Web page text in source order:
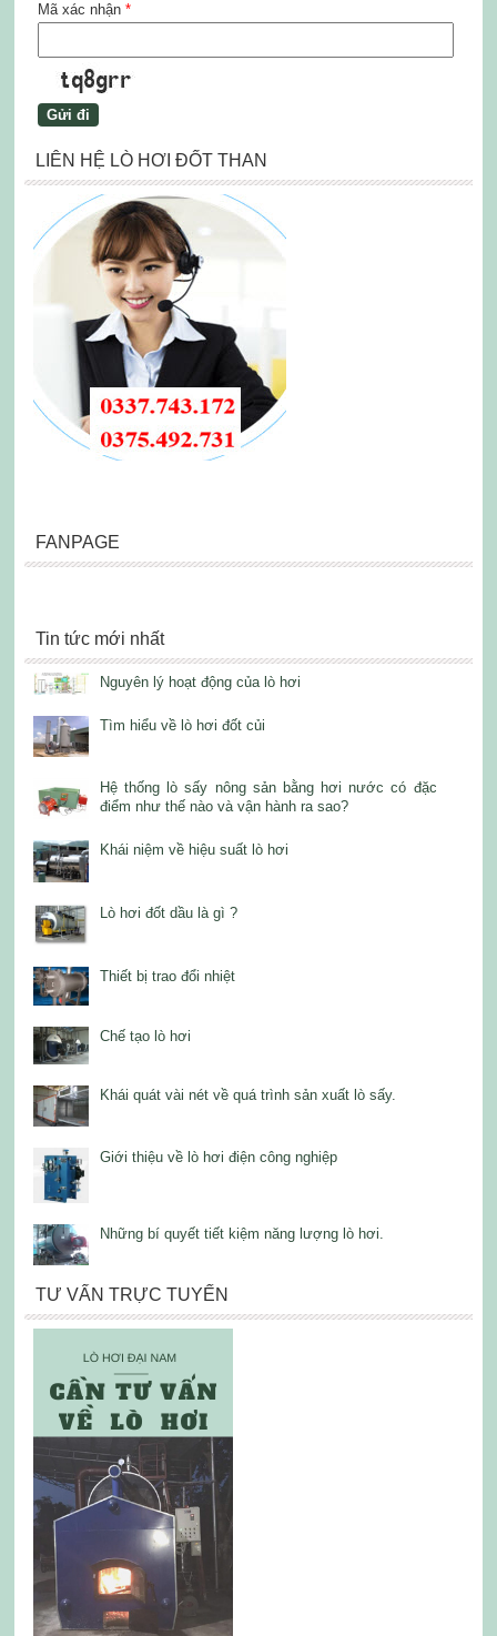
Mã xác nhận *
LIÊN HỆ LÒ HƠI ĐỐT THAN
FANPAGE
Tin tức mới nhất
Nguyên lý hoạt động của lò hơi
Tìm hiểu về lò hơi đốt củi
Hệ thống lò sấy nông sản bằng hơi nước có đặc
điểm như thế nào và vận hành ra sao?
Khái niệm về hiệu suất lò hơi
Lò hơi đốt dầu là gì ?
Thiết bị trao đổi nhiệt
Chế tạo lò hơi
Khái quát vài nét về quá trình sản xuất lò sấy.
Giới thiệu về lò hơi điện công nghiệp
Những bí quyết tiết kiệm năng lượng lò hơi.
TƯ VẤN TRỰC TUYẾN